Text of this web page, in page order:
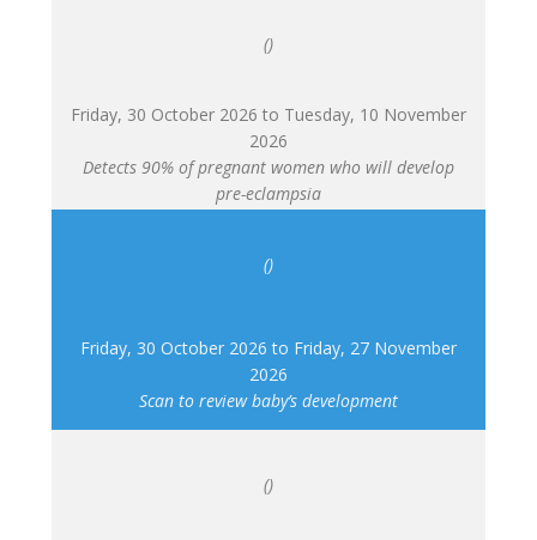
()
Friday, 30 October 2026 to Tuesday, 10 November
2026
Detects 90% of pregnant women who will develop
pre-eclampsia
()
Friday, 30 October 2026 to Friday, 27 November
2026
Scan to review baby’s development
()